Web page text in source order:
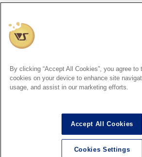
大阪SR
ト7」結
日（日）
By clicking “Accept All Cookies”, you agree to
cookies on your device to enhance site
usage, and assist in our marketing efforts.
Accept All Cookies
Cookies Settings